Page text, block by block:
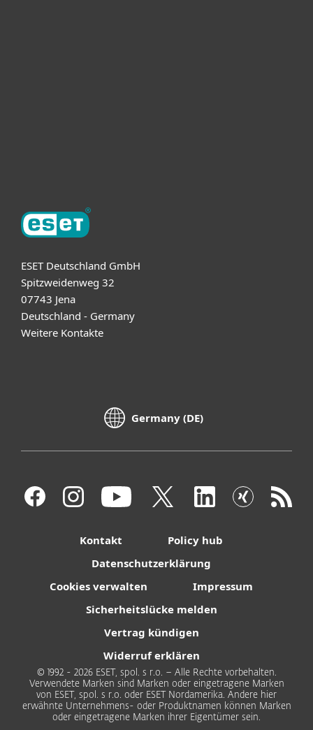
ESET Deutschland GmbH
Spitzweidenweg 32
07743 Jena
Deutschland - Germany
Weitere Kontakte
Germany (DE)
Kontakt
Policy hub
Datenschutzerklärung
Cookies verwalten
Impressum
Sicherheitslücke melden
Vertrag kündigen
Widerruf erklären
© 1992 - 2026 ESET, spol. s r.o. – Alle Rechte vorbehalten.
Verwendete Marken sind Marken oder eingetragene Marken
von ESET, spol. s r.o. oder ESET Nordamerika. Andere hier
erwähnte Unternehmens- oder Produktnamen können Marken
oder eingetragene Marken ihrer Eigentümer sein.